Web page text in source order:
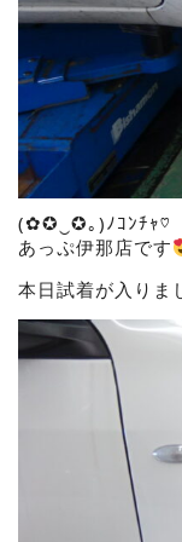
(✿✪‿✪｡)ﾉｺﾝﾁｬ♡
あっぷ伊那店です
本日試着が入りま